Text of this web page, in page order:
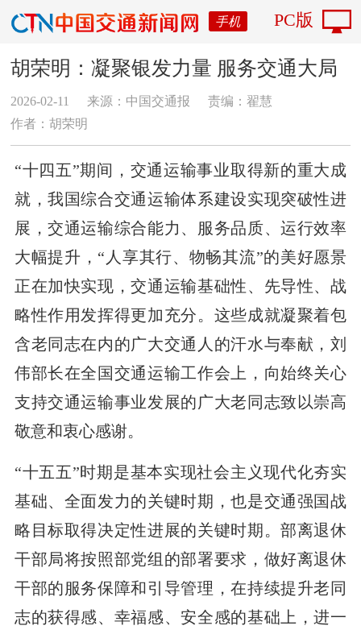
手机 PC版
胡荣明：凝聚银发力量 服务交通大局
2026-02-11 来源：中国交通报
责编：翟慧
作者：胡荣明
“十四五”期间，交通运输事业取得新的重大成
就，我国综合交通运输体系建设实现突破性进
展，交通运输综合能力、服务品质、运行效率
大幅提升，“人享其行、物畅其流”的美好愿景
正在加快实现，交通运输基础性、先导性、战
略性作用发挥得更加充分。这些成就凝聚着包
含老同志在内的广大交通人的汗水与奉献，刘
伟部长在全国交通运输工作会上，向始终关心
支持交通运输事业发展的广大老同志致以崇高
敬意和衷心感谢。
“十五五”时期是基本实现社会主义现代化夯实
基础、全面发力的关键时期，也是交通强国战
略目标取得决定性进展的关键时期。部离退休
干部局将按照部党组的部署要求，做好离退休
干部的服务保障和引导管理，在持续提升老同
志的获得感、幸福感、安全感的基础上，进一